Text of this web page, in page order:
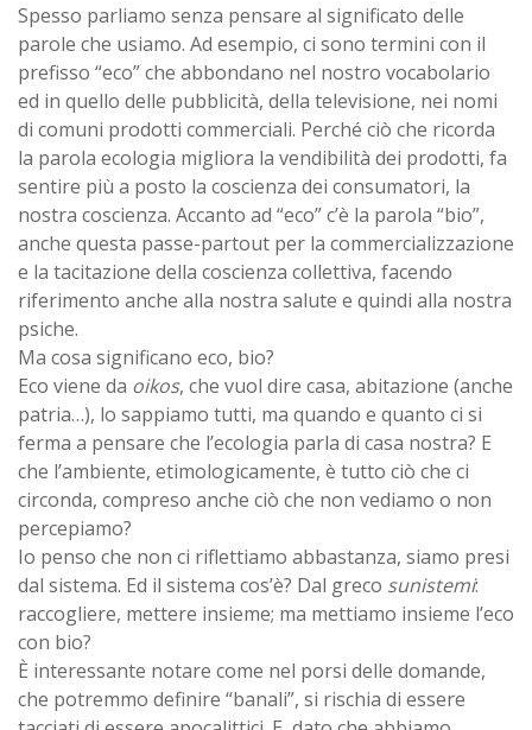
Spesso parliamo senza pensare al significato delle
parole che usiamo. Ad esempio, ci sono termini con il
prefisso “eco” che abbondano nel nostro vocabolario
ed in quello delle pubblicità, della televisione, nei nomi
di comuni prodotti commerciali. Perché ciò che ricorda
la parola ecologia migliora la vendibilità dei prodotti, fa
sentire più a posto la coscienza dei consumatori, la
nostra coscienza. Accanto ad “eco” c’è la parola “bio”,
anche questa passe-partout per la commercializzazione
e la tacitazione della coscienza collettiva, facendo
riferimento anche alla nostra salute e quindi alla nostra
psiche.
Ma cosa significano eco, bio?
Eco viene da oikos, che vuol dire casa, abitazione (anche
patria…), lo sappiamo tutti, ma quando e quanto ci si
ferma a pensare che l’ecologia parla di casa nostra? E
che l’ambiente, etimologicamente, è tutto ciò che ci
circonda, compreso anche ciò che non vediamo o non
percepiamo?
Io penso che non ci riflettiamo abbastanza, siamo presi
dal sistema. Ed il sistema cos’è? Dal greco sunistemi:
raccogliere, mettere insieme; ma mettiamo insieme l’eco
con bio?
È interessante notare come nel porsi delle domande,
che potremmo definire “banali”, si rischia di essere